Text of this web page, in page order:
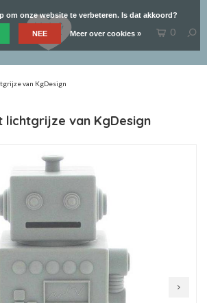
0
van KgDesign
van KgDesign
om onze website te verbeteren. Is dat akkoord?
NEE Meer over cookies »